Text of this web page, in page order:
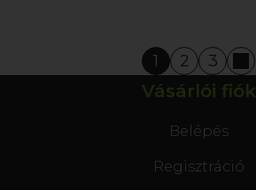
1 2 3
Vásárlói fiók
Belépés
Regisztráció